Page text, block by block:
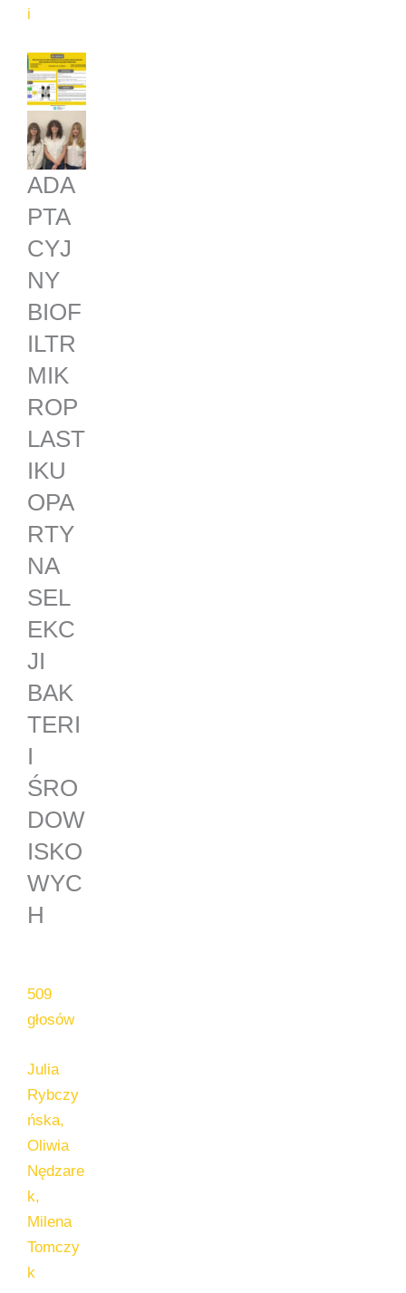
i
ADA
PTA
CYJ
NY
BIOF
ILTR
MIK
ROP
LAST
IKU
OPA
RTY
NA
SEL
EKC
JI
BAK
TERI
I
ŚRO
DOW
ISKO
WYC
H
509
głosów
Julia
Rybczy
ńska,
Oliwia
Nędzare
k,
Milena
Tomczy
k